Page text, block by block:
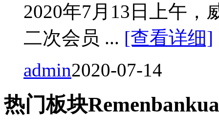
2020年7月13日上午，
二次会员 ... [查看详细]
admin2020-07-14
热门板块Remen